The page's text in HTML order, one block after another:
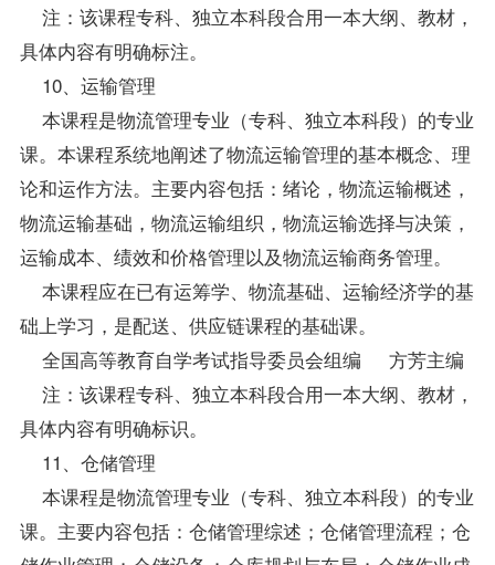
注：该课程专科、独立本科段合用一本大纲、教材，
具体内容有明确标注。
10、运输管理
本课程是物流管理专业（专科、独立本科段）的专业
课。本课程系统地阐述了物流运输管理的基本概念、理
论和运作方法。主要内容包括：绪论，物流运输概述，
物流运输基础，物流运输组织，物流运输选择与决策，
运输成本、绩效和价格管理以及物流运输商务管理。
本课程应在已有运筹学、物流基础、运输经济学的基
础上学习，是配送、供应链课程的基础课。
全国高等教育自学考试指导委员会组编 方芳主编
注：该课程专科、独立本科段合用一本大纲、教材，
具体内容有明确标识。
11、仓储管理
本课程是物流管理专业（专科、独立本科段）的专业
课。主要内容包括：仓储管理综述；仓储管理流程；仓